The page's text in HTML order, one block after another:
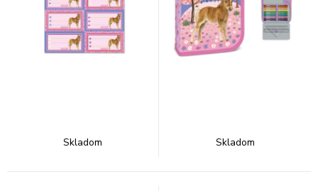
Skladom Skladom